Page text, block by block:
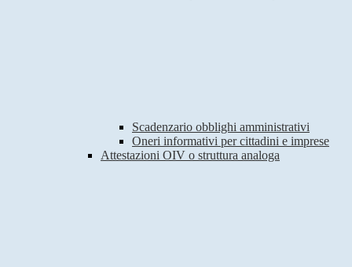
Scadenzario obblighi amministrativi
Oneri informativi per cittadini e imprese
Attestazioni OIV o struttura analoga